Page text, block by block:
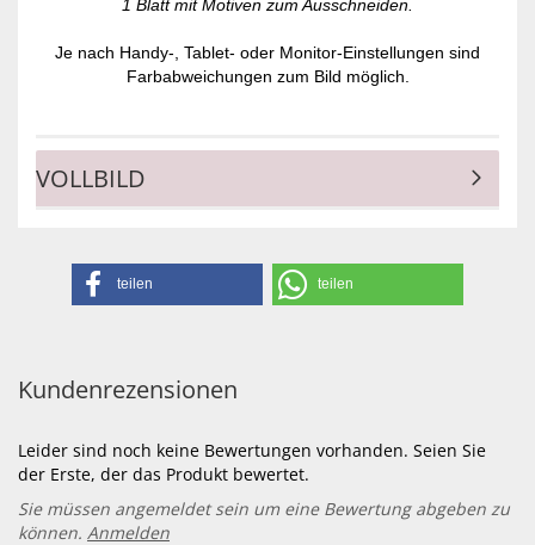
1 Blatt mit Motiven zum Ausschneiden.
Je nach Handy-, Tablet- oder Monitor-Einstellungen sind
Farbabweichungen zum Bild möglich.
VOLLBILD
teilen teilen
Kundenrezensionen
Leider sind noch keine Bewertungen vorhanden. Seien Sie
der Erste, der das Produkt bewertet.
Sie müssen angemeldet sein um eine Bewertung abgeben zu
können. Anmelden